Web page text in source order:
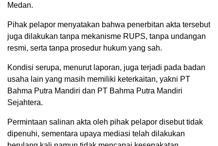
Medan.
Pihak pelapor menyatakan bahwa penerbitan akta tersebut
juga dilakukan tanpa mekanisme RUPS, tanpa undangan
resmi, serta tanpa prosedur hukum yang sah.
Kondisi serupa, menurut laporan, juga terjadi pada badan
usaha lain yang masih memiliki keterkaitan, yakni PT
Bahma Putra Mandiri dan PT Bahma Putra Mandiri
Sejahtera.
Permintaan salinan akta oleh pihak pelapor disebut tidak
dipenuhi, sementara upaya mediasi telah dilakukan